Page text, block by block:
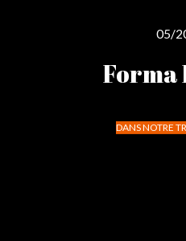
05/
Forma
DANS NOTRE